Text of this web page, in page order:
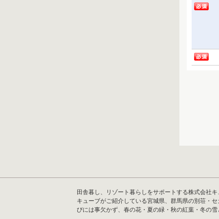
田舎暮し、リゾート暮らしをサポートする株式会社
キューブがご紹介している宮城県、群馬県の別荘・
びには事欠かず、春の花・夏の緑・秋の紅葉・冬の